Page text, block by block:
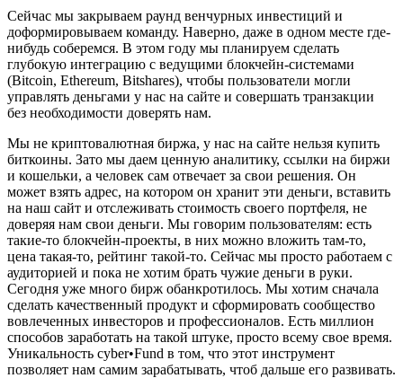
Сейчас мы закрываем раунд венчурных инвестиций и
доформировываем команду. Наверно, даже в одном месте где-
нибудь соберeмся. В этом году мы планируем сделать
глубокую интеграцию с ведущими блокчейн-системами
(Bitcoin, Ethereum, Bitshares), чтобы пользователи могли
управлять деньгами у нас на сайте и совершать транзакции
без необходимости доверять нам.
Мы не криптовалютная биржа, у нас на сайте нельзя купить
биткоины. Зато мы даем ценную аналитику, ссылки на биржи
и кошельки, а человек сам отвечает за свои решения. Он
может взять адрес, на котором он хранит эти деньги, вставить
на наш сайт и отслеживать стоимость своего портфеля, не
доверяя нам свои деньги. Мы говорим пользователям: есть
такие-то блокчейн-проекты, в них можно вложить там-то,
цена такая-то, рейтинг такой-то. Сейчас мы просто работаем с
аудиторией и пока не хотим брать чужие деньги в руки.
Сегодня уже много бирж обанкротилось. Мы хотим сначала
сделать качественный продукт и сформировать сообщество
вовлеченных инвесторов и профессионалов. Есть миллион
способов заработать на такой штуке, просто всему свое время.
Уникальность cyber•Fund в том, что этот инструмент
позволяет нам самим зарабатывать, чтоб дальше его развивать.